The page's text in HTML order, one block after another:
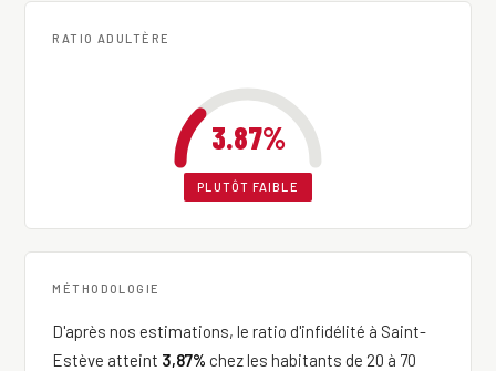
RATIO ADULTÈRE
3.87%
PLUTÔT FAIBLE
MÉTHODOLOGIE
D'après nos estimations, le ratio d'infidélité à Saint-
Estève atteint 3,87% chez les habitants de 20 à 70